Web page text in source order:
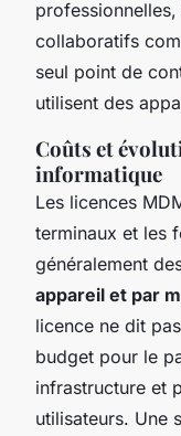
professionnelles,
collaboratifs
seul point de
utilisent des
Coûts et
informatique
Les licences
terminaux et les
généralement
appareil et par
licence ne dit
budget pour le
infrastructure et
utilisateurs. Une